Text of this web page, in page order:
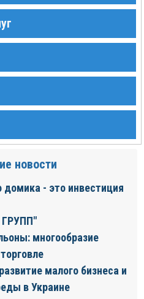
новости
домика - это инвестиция
многообразие
малого бизнеса и
в Украине